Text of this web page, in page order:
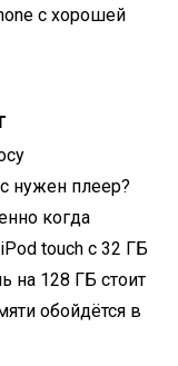
с хорошей
нужен плеер?
когда
touch с 32 ГБ
на 128 ГБ стоит
обойдётся в